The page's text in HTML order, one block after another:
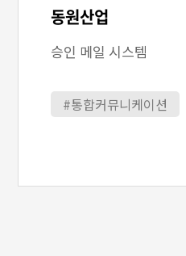
동원산업
승인 메일 시스템
#통합커뮤니케이션